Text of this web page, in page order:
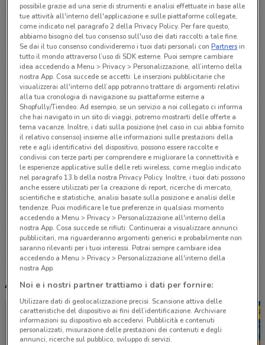
Via Fratelli Rosselli, 30 Novara
146 m
CHIUSO
Via Xxv Aprile, 1 Galliate
7.3 km
CHIUSO
Piazza Mazzini, 20 Castano Primo
17.1 km
CHIUSO
Piazza Cavour, 35 Vercelli
20.3 km
CHIUSO
Piazza Liberta, 15 Arconate
20.8 km
CHIUSO
Tutti i negozi MPS
Altri volantini nelle vicinanze
possibile grazie ad una serie di strumenti e analisi effettuate in base alle
tue attività all'interno dell'applicazione e sulle piattaforme collegate,
come indicato nel paragrafo 2 della Privacy Policy. Per fare questo,
abbiamo bisogno del tuo consenso sull'uso dei dati raccolti a tale fine.
Se dai il tuo consenso condivideremo i tuoi dati personali conPartnersin
tutto il mondo attraverso l’uso di SDK esterne. Puoi sempre cambiare
idea accedendo a Menu > Privacy > Personalizzazione, all’interno della
nostra App. Cosa succede se accetti: Le inserzioni pubblicitarie che
visualizzerai all'interno dell’app potranno trattare di argomenti relativi
alla tua cronologia di navigazione su piattaforme esterne a
Shopfully/Tiendeo. Ad esempio, se un servizio a noi collegato ci informa
che hai navigato in un sito di viaggi, potremo mostrarti delle offerte a
tema vacanze. Inoltre, i dati sulla posizione (nel caso in cui abbia fornito
il relativo consenso) insieme alle informazioni sulle prestazioni della
rete e agli identificativi del dispositivo, possono essere raccolte e
condivisi con terze parti per comprendere e migliorare la connettività e
le esperienze applicative sulle delle reti wireless, come meglio indicato
nel paragrafo 13.b della nostra Privacy Policy. Inoltre, i tuoi dati possono
anche essere utilizzati per la creazione di report, ricerche di mercato,
scientifiche e statistiche, analisi basate sulla posizione e analisi delle
tendenze. Puoi modificare le tue preferenze in qualsiasi momento
accedendo a Menu > Privacy > Personalizzazione all'interno della
nostra App. Cosa succede se rifiuti: Continuerai a visualizzare annunci
pubblicitari, ma riguarderanno argomenti generici e probabilmente non
saranno rilevanti per i tuoi interessi. Potrai sempre cambiare idea
accedendo a Menu > Privacy > Personalizzazione all'interno della
nostra App.
Noi e i nostri partner trattiamo i dati per fornire:
Utilizzare dati di geolocalizzazione precisi. Scansione attiva delle
caratteristiche del dispositivo ai fini dell’identificazione. Archiviare
informazioni su dispositivo e/o accedervi. Pubblicità e contenuti
personalizzati, misurazione delle prestazioni dei contenuti e degli
annunci, ricerche sul pubblico, sviluppo di servizi.